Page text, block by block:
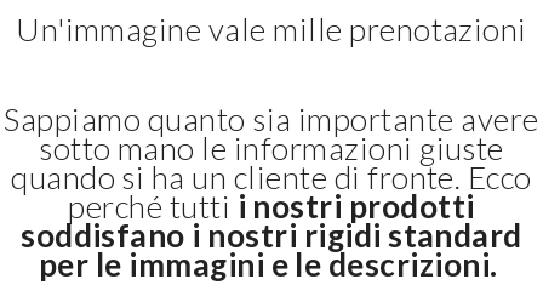
Un'immagine vale mille prenotazioni
Sappiamo quanto sia importante avere
sotto mano le informazioni giuste
quando si ha un cliente di fronte. Ecco
perché tutti i nostri prodotti
soddisfano i nostri rigidi standard
per le immagini e le descrizioni.